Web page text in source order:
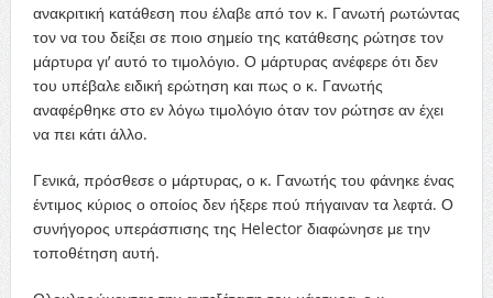
ανακριτική κατάθεση που έλαβε από τον κ. Γανωτή ρωτώντας
τον να του δείξει σε ποιο σημείο της κατάθεσης ρώτησε τον
μάρτυρα γι’ αυτό το τιμολόγιο. Ο μάρτυρας ανέφερε ότι δεν
του υπέβαλε ειδική ερώτηση και πως ο κ. Γανωτής
αναφέρθηκε στο εν λόγω τιμολόγιο όταν τον ρώτησε αν έχει
να πει κάτι άλλο.
Γενικά, πρόσθεσε ο μάρτυρας, ο κ. Γανωτής του φάνηκε ένας
έντιμος κύριος ο οποίος δεν ήξερε πού πήγαιναν τα λεφτά. Ο
συνήγορος υπεράσπισης της Helector διαφώνησε με την
τοποθέτηση αυτή.